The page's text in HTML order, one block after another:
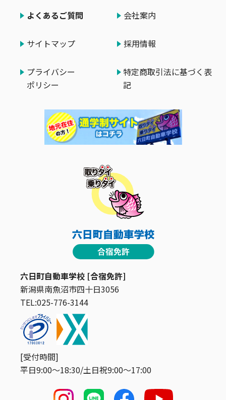
六日町自動車学校 [合宿免許]
新潟県南魚沼市四十日3056
TEL:025-776-3144
[受付時間]
平日9:00〜18:30/土日祝9:00〜17:00
よくあるご質問 会社案内
サイトマップ 採用情報
プライバシー
ポリシー
特定商取引法に基づく表
記